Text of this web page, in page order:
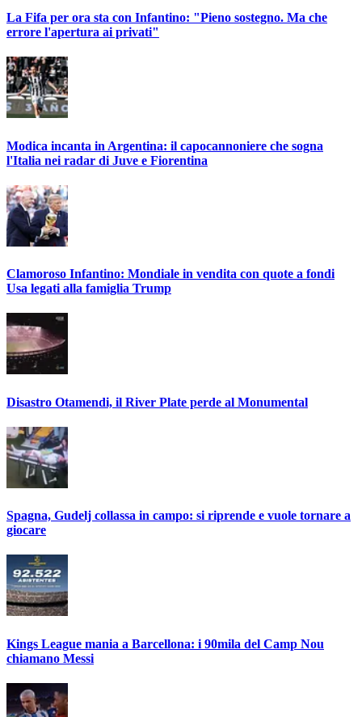
La Fifa per ora sta con Infantino: "Pieno sostegno. Ma che
errore l'apertura ai privati"
Modica incanta in Argentina: il capocannoniere che sogna
l'Italia nei radar di Juve e Fiorentina
Clamoroso Infantino: Mondiale in vendita con quote a fondi
Usa legati alla famiglia Trump
Disastro Otamendi, il River Plate perde al Monumental
Spagna, Gudelj collassa in campo: si riprende e vuole tornare a
giocare
Kings League mania a Barcellona: i 90mila del Camp Nou
chiamano Messi